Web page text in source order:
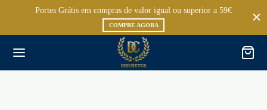
Portes Grátis em compras de valor igual ou superior a 59€
COMPRE AGORA